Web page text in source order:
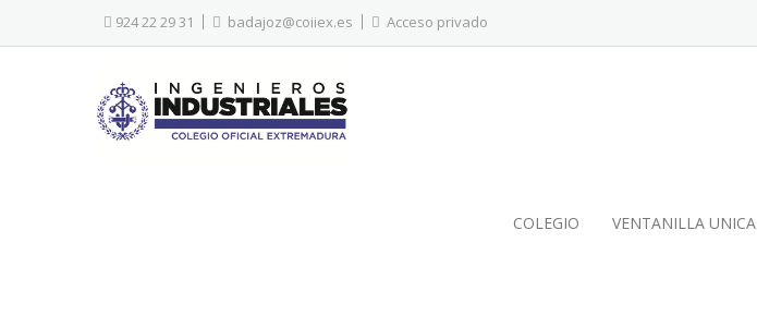
924 22 29 31 badajoz@coiiex.es Acceso privado
COLEGIO VENTANILLA UNICA